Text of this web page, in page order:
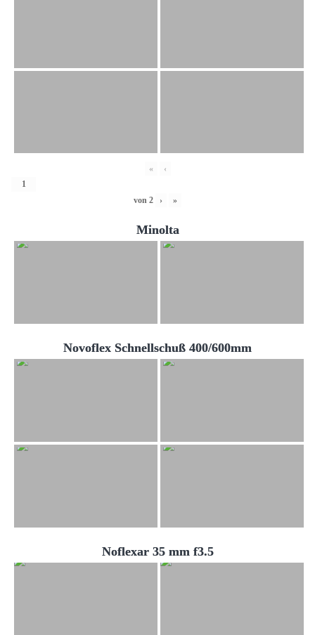
« ‹
von 2 › »
Minolta
Novoflex Schnellschuß 400/600mm
Noflexar 35 mm f3.5